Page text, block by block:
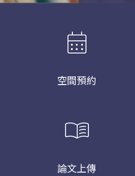
calendar_month
空間預約
menu_book
論文上傳